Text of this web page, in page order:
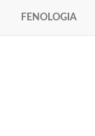
FENOLOGIA